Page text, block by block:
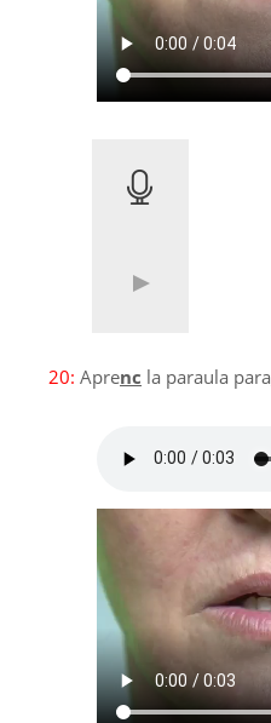
20: Aprenc la paraula para